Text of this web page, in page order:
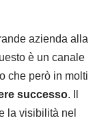
azienda alla
è un canale
che però in molti
successo. Il
la visibilità nel